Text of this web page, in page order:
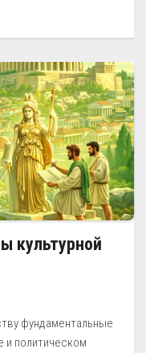
культурной
фундаментальные
и политическом